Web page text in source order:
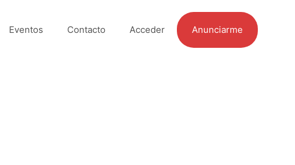
Eventos Contacto Acceder Anunciarme